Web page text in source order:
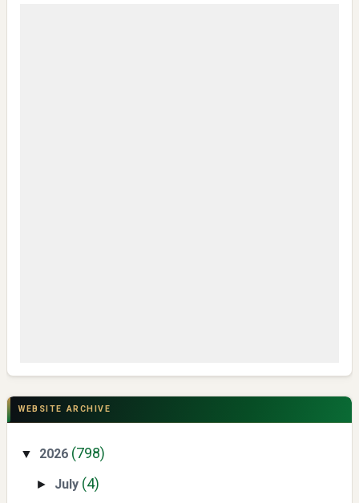
Hasil Panen
WEBSITE ARCHIVE
▼ 2026 (798)
► July (4)